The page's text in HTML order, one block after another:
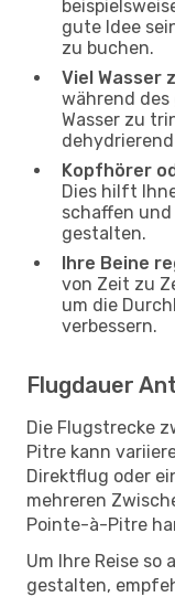
gute Idee
zu buchen.
Viel Wasser
während des
Wasser zu
Kopfhörer
Dies hilft
schaffen
gestalten.
Ihre Beine
von Zeit zu
um die
verbessern.
Flugdauer
Die Flugstrecke
Pitre kann
Direktflug oder
mehreren
Pointe-à-Pitre
Um Ihre Reise so
gestalten,